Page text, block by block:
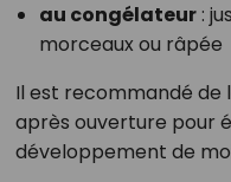
au congélateur:
morceaux ou râpée
Il est recommandé
après ouverture pour
développement de